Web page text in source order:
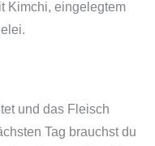
Kimchi, eingelegtem
und das Fleisch
Tag brauchst du